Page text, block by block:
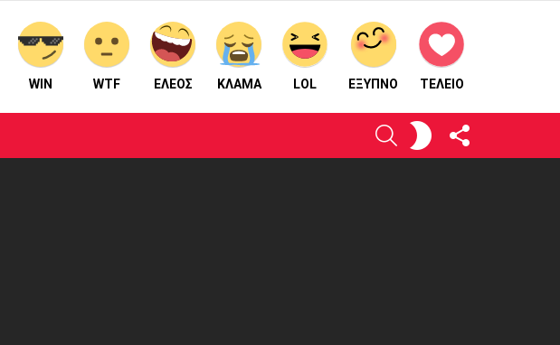
WIN WTF ΕΛΕΟΣ ΚΛΑΜΑ LOL ΈΞΥΠΝΟ ΤΕΛΕΙΟ
ΑΝΑΖΉΤΗΣΗΕΝΕΡΓΟΠΟΙΉΣΤΕ
ΤΟ
ΔΈΡΜΑ